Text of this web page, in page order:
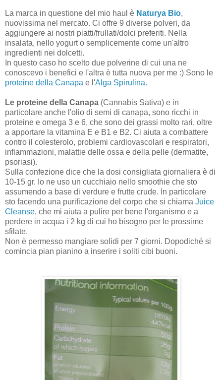
La marca in questione del mio haul è Naturya Bio,
nuovissima nel mercato. Ci offre 9 diverse polveri, da
aggiungere ai nostri piatti/frullati/dolci preferiti. Nella
insalata, nello yogurt o semplicemente come un'altro
ingredienti nei dolcetti.
In questo caso ho scelto due polverine di cui una ne
conoscevo i benefici e l'altra è tutta nuova per me :) Sono le
proteine della Canapa e l'Alga Spirulina.
Le proteine della Canapa (Cannabis Sativa) e in
particolare anche l'olio di semi di canapa, sono ricchi in
proteine e omega 3 e 6, che sono dei grassi molto rari, oltre
a apportare la vitamina E e B1 e B2. Ci aiuta a combattere
contro il colesterolo, problemi cardiovascolari e respiratori,
infiammazioni, malattie delle ossa e della pelle (dermatite,
psoriasi).
Sulla confezione dice che la dosi consigliata giornaliera è di
10-15 gr. Io ne uso un cucchiaio nello smoothie che sto
assumendo a base di verdure e frutte crude. In particolare
sto facendo una purificazione del corpo che si chiama Juice
Cleanse, che mi aiuta a pulire per bene l'organismo e a
perdere in acqua i 2 kg di cui ho bisogno per le prossime
sfilate.
Non è permesso mangiare solidi per 7 giorni. Dopodiché si
comincia pian pianino a inserire i soliti cibi buoni.